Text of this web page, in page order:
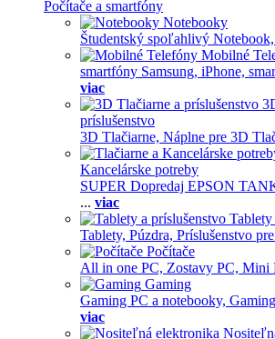
Počítače a smartfóny
Notebooky
Študentský spoľahlivý Notebook,
Mobilné
smartfóny Samsung, iPhone,
viac
príslušenstvo
3D Tlačiarne, Náplne pre 3D
Kancelárske potreby
SUPER Dopredaj EPSON
... viac
Tablety
Tablety, Púzdra, Príslušenstvo
Počítače
All in one PC, Zostavy PC, Mini
Gaming
Gaming PC a notebooky,
viac